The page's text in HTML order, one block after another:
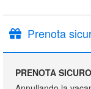
Prenota
PRENOTA